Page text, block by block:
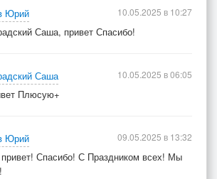
Юрий
Саша, привет Спасибо!
10.05.2025 в 10:27
Саша
Плюсую+
10.05.2025 в 06:05
Юрий
Спасибо! С Праздником всех! Мы
09.05.2025 в 13:32